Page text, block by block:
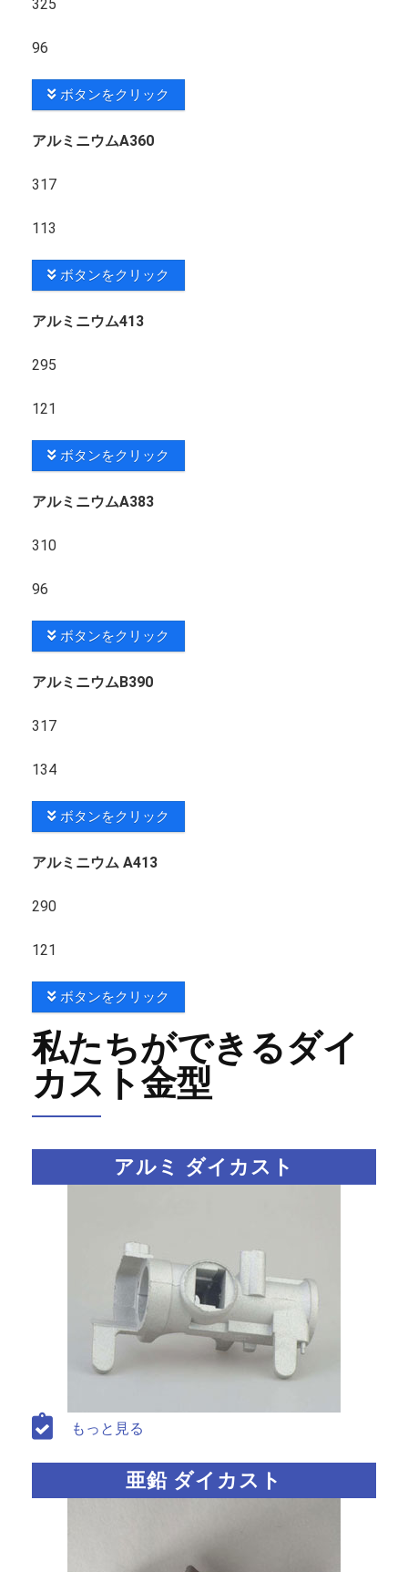
325
96
ボタンをクリック
アルミニウムA360
317
113
ボタンをクリック
アルミニウム413
295
121
ボタンをクリック
アルミニウムA383
310
96
ボタンをクリック
アルミニウムB390
317
134
ボタンをクリック
アルミニウム A413
290
121
ボタンをクリック
私たちができるダイ
カスト金型
アルミ ダイカスト
もっと見る
亜鉛 ダイカスト